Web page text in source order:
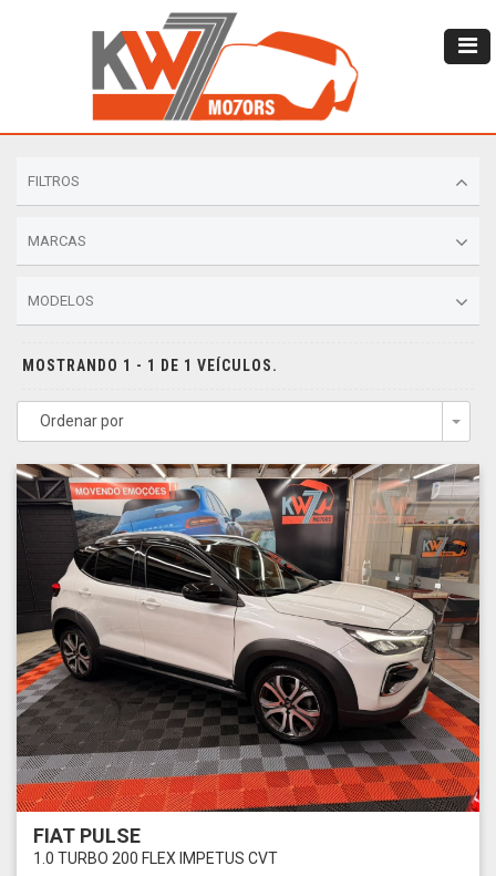
FILTROS
MARCAS
MODELOS
MOSTRANDO 1 - 1 DE 1 VEÍCULOS.
Ordenar por
FIAT PULSE
1.0 TURBO 200 FLEX IMPETUS CVT